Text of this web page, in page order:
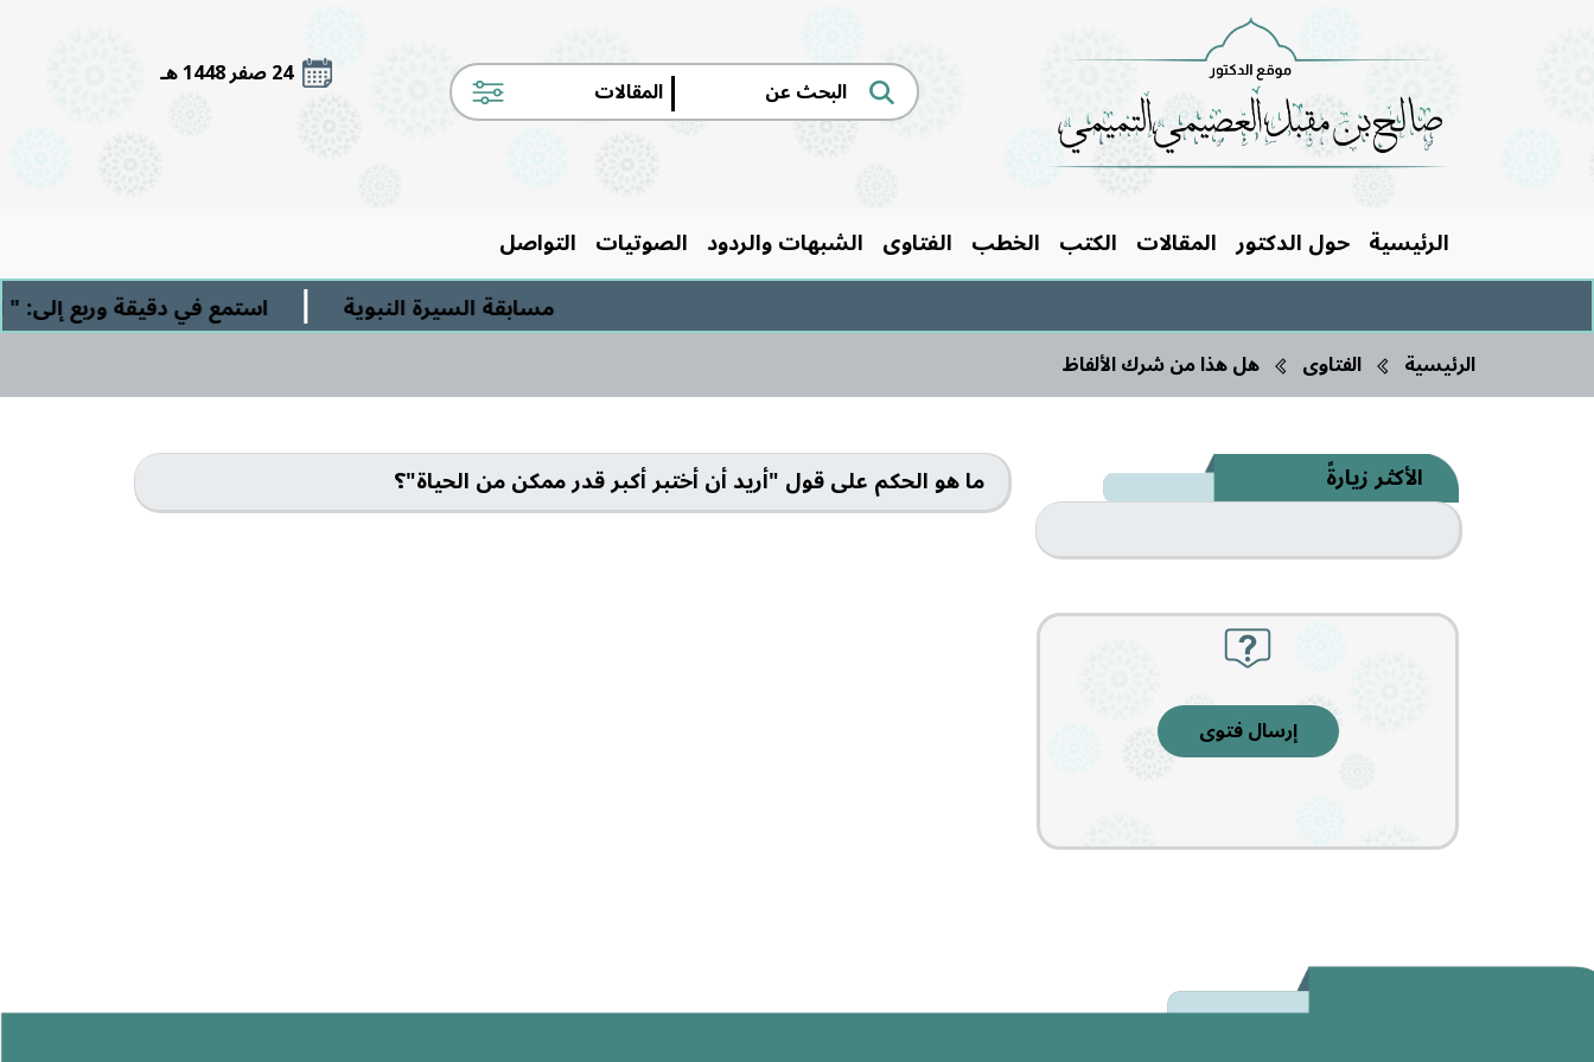
| 24 صفر 1448 هـ
الرئيسية حول الدكتور المقالات الكتب الخطب الفتاوى الشبهات والردود الصوتيات التواصل
مسابقة السيرة النبوية
| استمع في دقيقة وربع إلى:
الرئيسية الفتاوى هل هذا من شرك الألفاظ
الأكثر زيارةً
إرسال فتوى
ما هو الحكم على قول "أريد أن أختبر أكبر قدر ممكن من الحياة"؟